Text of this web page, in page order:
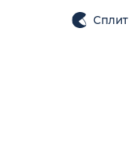
Сплит